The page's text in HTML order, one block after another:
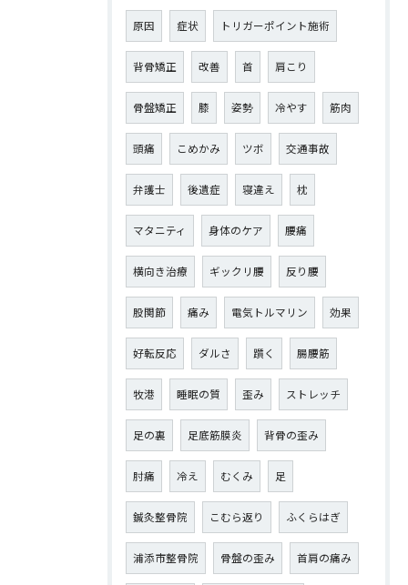
原因 症状 トリガーポイント施術
背骨矯正 改善 首 肩こり
骨盤矯正 膝 姿勢 冷やす 筋肉
頭痛 こめかみ ツボ 交通事故
弁護士 後遺症 寝違え 枕
マタニティ 身体のケア 腰痛
横向き治療 ギックリ腰 反り腰
股関節 痛み 電気トルマリン 効果
好転反応 ダルさ 躓く 腸腰筋
牧港 睡眠の質 歪み ストレッチ
足の裏 足底筋膜炎 背骨の歪み
肘痛 冷え むくみ 足
鍼灸整骨院 こむら返り ふくらはぎ
浦添市整骨院 骨盤の歪み 首肩の痛み